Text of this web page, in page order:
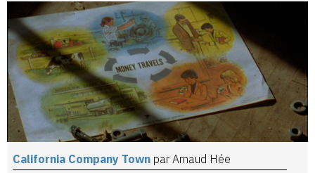
California Company Town par Arnaud Hée